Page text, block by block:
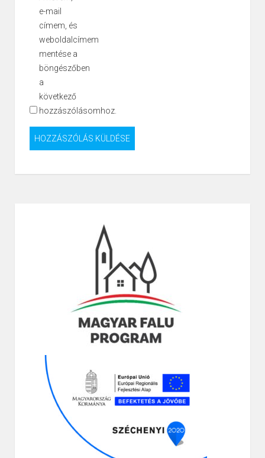
e-mail
címem, és
weboldalcímem
mentése a
böngészőben
a
következő
hozzászólásomhoz.